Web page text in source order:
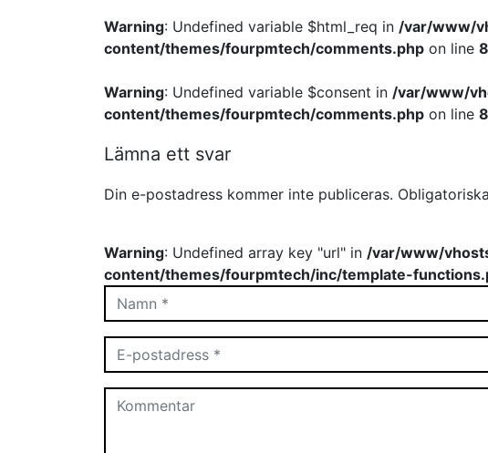
Warning: Undefined variable $html_req in /var/www/
content/themes/fourpmtech/comments.php on line
Warning: Undefined variable $consent in /var/www/
content/themes/fourpmtech/comments.php on line
Lämna ett svar
Din e-postadress kommer inte publiceras.
Warning: Undefined array key "url" in /var/www/
content/themes/fourpmtech/inc/template-